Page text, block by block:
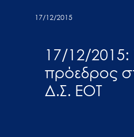
προσβασιμότητας.
17/12/2015
17/12/2015:
πρόεδρος
Δ.Σ. ΕΟΤ